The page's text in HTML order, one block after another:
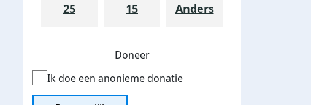
25 15 Anders
Doneer
Ik doe een anonieme donatie